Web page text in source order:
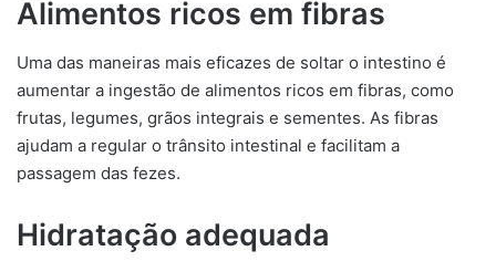
Alimentos ricos em fibras
Uma das maneiras mais eficazes de soltar o intestino é
aumentar a ingestão de alimentos ricos em fibras, como
frutas, legumes, grãos integrais e sementes. As fibras
ajudam a regular o trânsito intestinal e facilitam a
passagem das fezes.
Hidratação adequada